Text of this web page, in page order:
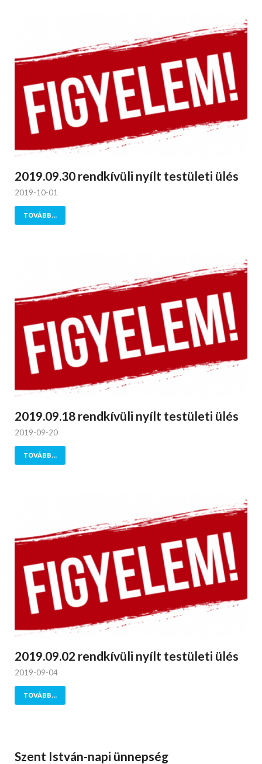
2019.09.30 rendkívüli nyílt testületi ülés
2019-10-01
TOVÁBB...
2019.09.18 rendkívüli nyílt testületi ülés
2019-09-20
TOVÁBB...
2019.09.02 rendkívüli nyílt testületi ülés
2019-09-04
TOVÁBB...
Szent István-napi ünnepség